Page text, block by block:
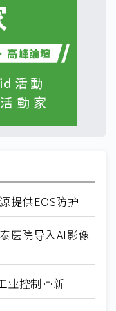
提供EOS防护
医院导入AI影像
业控制革新